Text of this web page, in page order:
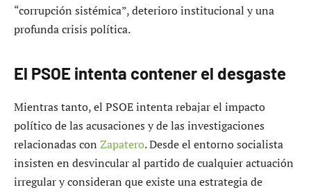
“corrupción sistémica”, deterioro institucional y una
profunda crisis política.
El PSOE intenta contener el desgaste
Mientras tanto, el PSOE intenta rebajar el impacto
político de las acusaciones y de las investigaciones
relacionadas con Zapatero. Desde el entorno socialista
insisten en desvincular al partido de cualquier actuación
irregular y consideran que existe una estrategia de